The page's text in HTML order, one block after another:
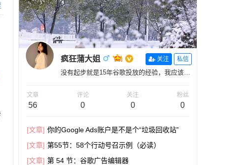
疯狂蒲大姐 关注 私信
没有起步就是15年谷歌投放的经验，我应该有
文章
56
评论
0
关注
0
粉丝
0
[文章] 你的Google Ads账户是不是个“垃圾回收站”
[文章] 第55节：58个行动号召示例（必读）
[文章] 第 54 节：谷歌广告编辑器